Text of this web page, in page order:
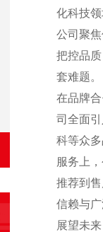
化科技
公司聚
把控品
套难题。
在品牌
司全面
科等众
服务上
推荐到
信赖与
展望未